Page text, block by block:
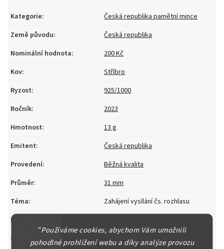
"Používáme cookies, abychom Vám umožnili
pohodlné prohlížení webu a díky analýze provozu
Kategorie:
Česká republika pamětní mince
Země původu:
Česká republika
Nominální hodnota:
200 Kč
Kov:
Stříbro
Ryzost:
925/1000
Ročník:
2023
Hmotnost:
13 g
Emitent:
Česká republika
Provedení:
Běžná kvalita
Průměr:
31 mm
Téma:
Zahájení vysílání čs. rozhlasu
Mincovna
Certifikát:
Ano